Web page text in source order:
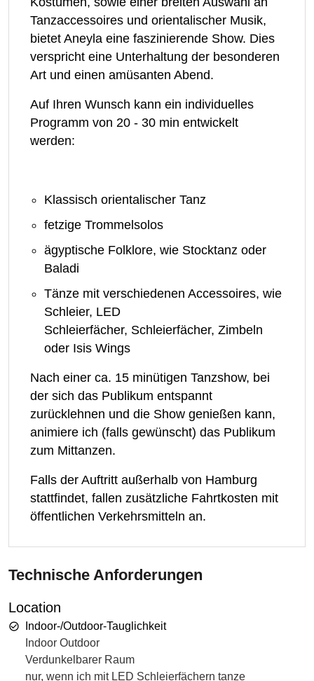
Tanzaccessoires und orientalischer Musik,
bietet Aneyla eine faszinierende Show. Dies
verspricht eine Unterhaltung der besonderen
Art und einen amüsanten Abend.
Auf Ihren Wunsch kann ein individuelles
Programm von 20 - 30 min entwickelt
werden:
Klassisch orientalischer Tanz
fetzige Trommelsolos
ägyptische Folklore, wie Stocktanz oder
Baladi
Tänze mit verschiedenen Accessoires, wie
Schleier, LED
Schleierfächer, Schleierfächer, Zimbeln
oder Isis Wings
Nach einer ca. 15 minütigen Tanzshow, bei
der sich das Publikum entspannt
zurücklehnen und die Show genießen kann,
animiere ich (falls gewünscht) das Publikum
zum Mittanzen.
Falls der Auftritt außerhalb von Hamburg
stattfindet, fallen zusätzliche Fahrtkosten mit
öffentlichen Verkehrsmitteln an.
Technische Anforderungen
Location
Indoor-/Outdoor-Tauglichkeit
Indoor Outdoor
Verdunkelbarer Raum
nur, wenn ich mit LED Schleierfächern tanze